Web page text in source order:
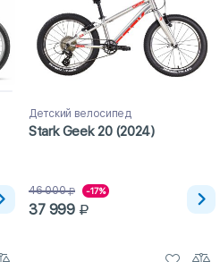
Детский велосипед
Stark Geek 20 (2024)
46 000 -17%
37 999